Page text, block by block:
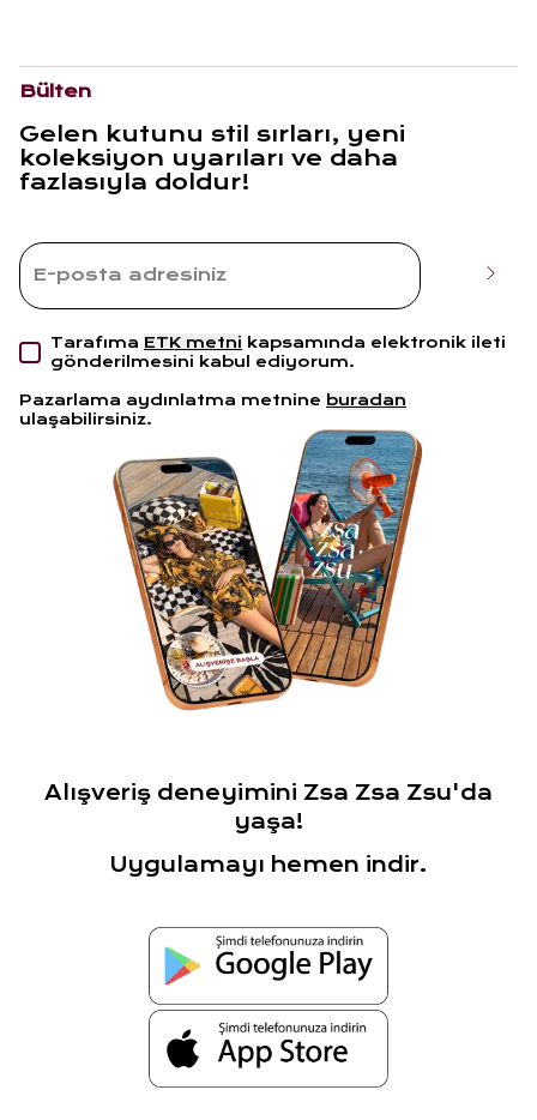
Bülten
Gelen kutunu stil sırları, yeni
koleksiyon uyarıları ve daha
fazlasıyla doldur!
Tarafıma ETK metni kapsamında elektronik ileti
gönderilmesini kabul ediyorum.
Pazarlama aydınlatma metnine buradan
ulaşabilirsiniz.
Alışveriş deneyimini Zsa Zsa Zsu'da
yaşa!
Uygulamayı hemen indir.